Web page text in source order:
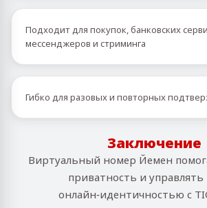
Подходит для покупок, банковских
мессенджеров и стриминга
Гибко для разовых и повторных
Заключение
Виртуальный номер Йемен
приватность и
онлайн‑идентичностью с